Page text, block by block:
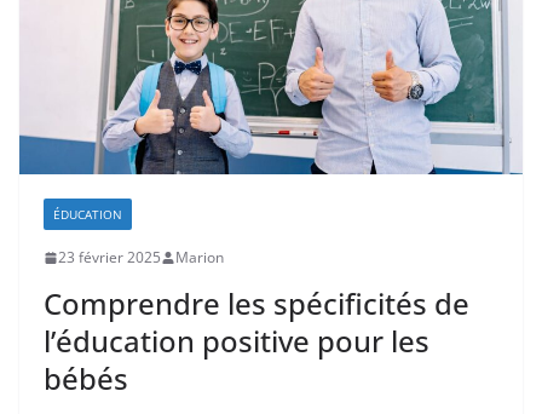
ÉDUCATION
23 février 2025 Marion
Comprendre les spécificités de
l’éducation positive pour les
bébés